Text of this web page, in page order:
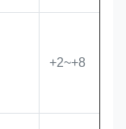
+2~+8